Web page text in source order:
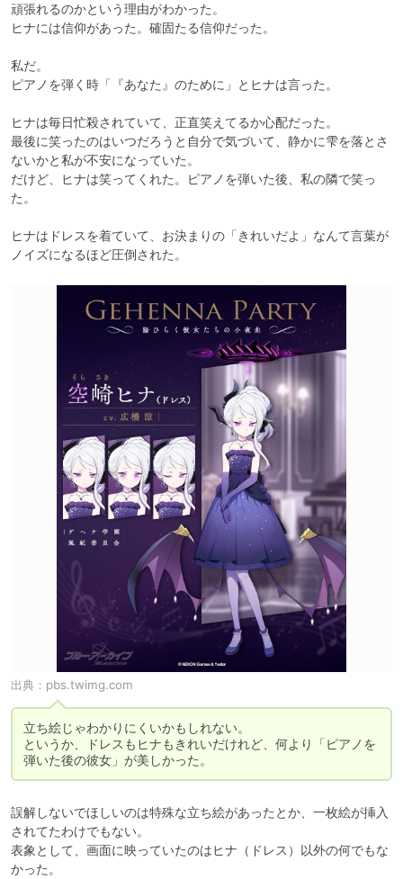
頑張れるのかという理由がわかった。
ヒナには信仰があった。確固たる信仰だった。
私だ。
ピアノを弾く時「『あなた』のために」とヒナは言った。
ヒナは毎日忙殺されていて、正直笑えてるか心配だった。
最後に笑ったのはいつだろうと自分で気づいて、静かに雫を落とさ
ないかと私が不安になっていた。
だけど、ヒナは笑ってくれた。ピアノを弾いた後、私の隣で笑っ
た。
ヒナはドレスを着ていて、お決まりの「きれいだよ」なんて言葉が
ノイズになるほど圧倒された。
出典： pbs.twimg.com
立ち絵じゃわかりにくいかもしれない。
というか、ドレスもヒナもきれいだけれど、何より「ピアノを
弾いた後の彼女」が美しかった。
誤解しないでほしいのは特殊な立ち絵があったとか、一枚絵が挿入
されてたわけでもない。
表象として、画面に映っていたのはヒナ（ドレス）以外の何でもな
かった。